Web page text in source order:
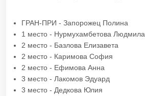
ГРАН-ПРИ - Запорожец Полина
1 место - Нурмухамбетова Людмила
2 место - Базлова Елизавета
2 место - Каримова София
2 место - Ефимова Анна
3 место - Лакомов Эдуард
3 место - Дедкова Юлия